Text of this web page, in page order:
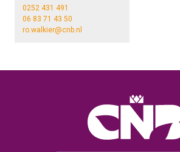
0252 431 491
06 83 71 43 50
ro.walkier@cnb.nl